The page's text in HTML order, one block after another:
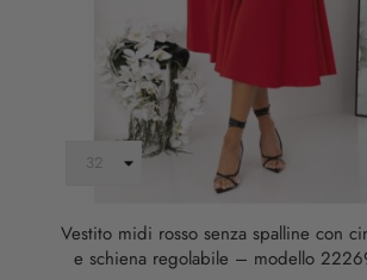
Vestito midi rosso senza spalline con
e schiena regolabile – modello